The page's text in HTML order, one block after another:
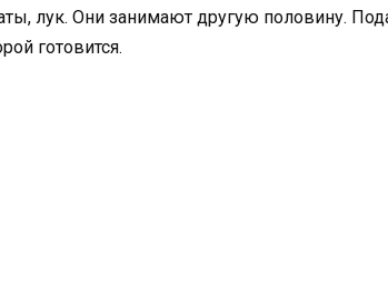
лук. Они занимают другую половину.
готовится.